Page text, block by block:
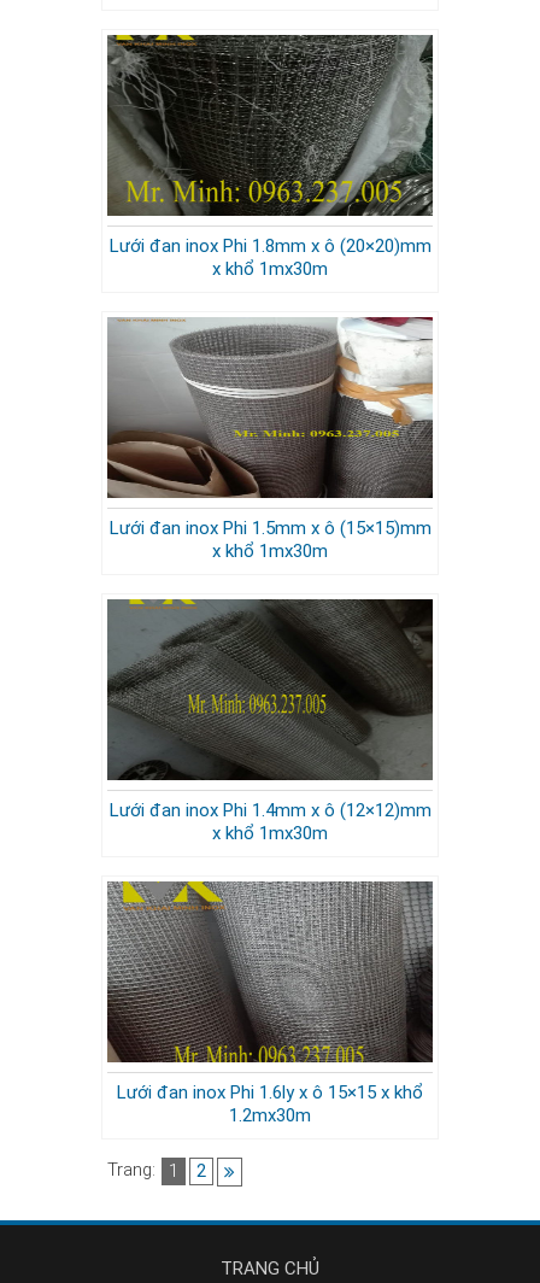
Lưới đan inox Phi 1.8mm x ô (20×20)mm
x khổ 1mx30m
Lưới đan inox Phi 1.5mm x ô (15×15)mm
x khổ 1mx30m
Lưới đan inox Phi 1.4mm x ô (12×12)mm
x khổ 1mx30m
Lưới đan inox Phi 1.6ly x ô 15×15 x khổ
1.2mx30m
Trang: 1 2
TRANG CHỦ